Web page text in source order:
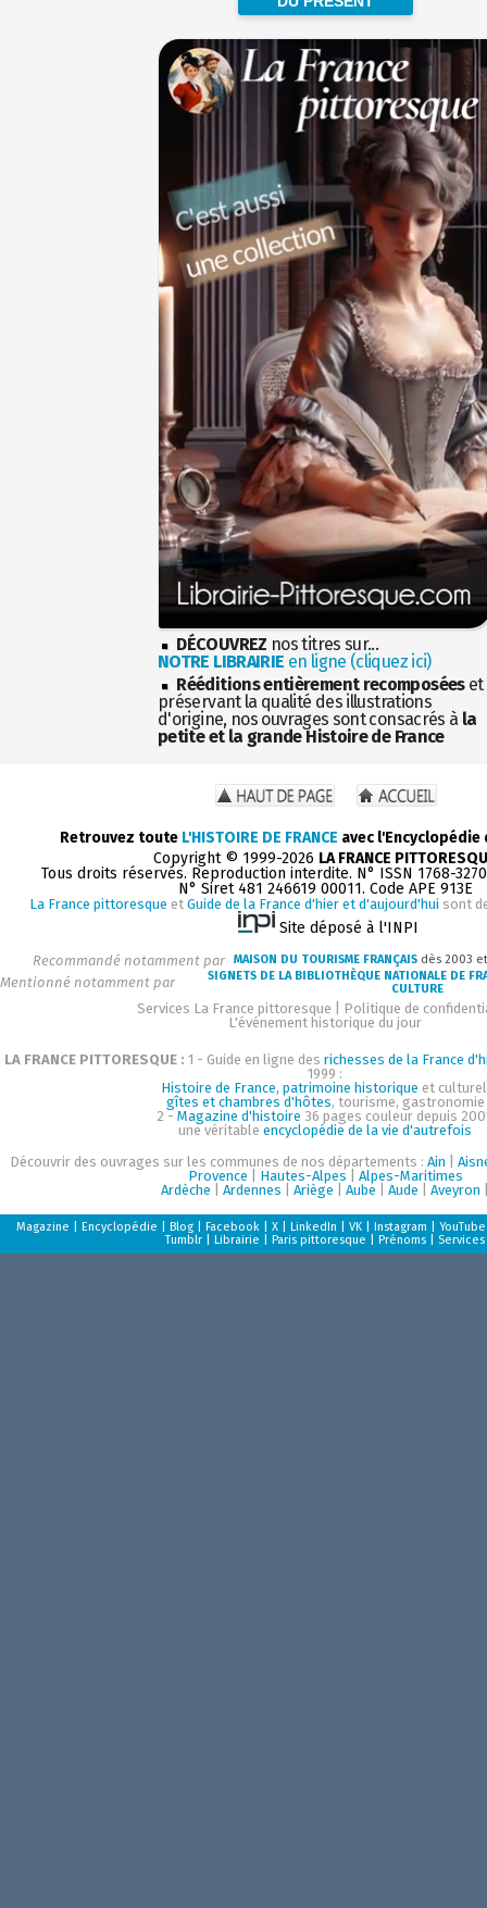
DÉCOUVREZ nos titres sur...
NOTRE LIBRAIRIE en ligne (cliquez ici)
Rééditions entièrement recomposéeset
préservant la qualité des illustrations
d'origine, nos ouvrages sont consacrés à la
petite et la grande Histoire de France
Retrouvez toute L'HISTOIRE DE FRANCE avec
Copyright © 1999-2026 LA FRANCE
Tous droits réservés. Reproduction interdite. N° ISSN 1768-
N° Siret 481 246619 00011. Code APE 913E
La France pittoresque et Guide de la France d'hier et d'aujourd'hui sont
Site déposé à l'INPI
Recommandé notamment par MAISON DU TOURISME FRANÇAIS dès 2003
Mentionné notamment par
SIGNETS DE LA BIBLIOTHÈQUE NATIONALE DE
CULTURE
Services La France pittoresque
Politique de
L'événement historique du jour
LA FRANCE PITTORESQUE : 1 - Guide en ligne des richesses de la France
1999 :
Histoire de France, patrimoine historique et
gîtes et chambres d'hôtes, tourisme, gastronomie
2 - Magazine d'histoire 36 pages couleur depuis
une véritableencyclopédie de la vie d'autrefois
Découvrir des ouvrages sur les communes de nos départements :Ain |
Provence
Hautes-Alpes
Alpes-Maritimes
Ardèche |Ardennes |Ariège |Aube |Aude |Aveyron
Magazine |Encyclopédie |Blog |Facebook |X |LinkedIn |VK |Instagram |YouTube
Tumblr |Librairie |Paris pittoresque |Prénoms Services